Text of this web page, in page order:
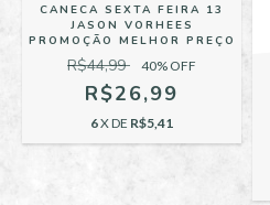
CANECA SEXTA FEIRA 13
JASON VORHEES
PROMOÇÃO MELHOR PREÇO
R$44,99 40% OFF
R$26,99
6X DE R$5,41